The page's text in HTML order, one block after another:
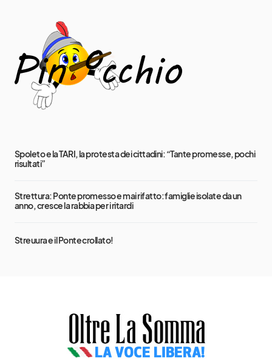
Spoleto e la TARI, la protesta dei cittadini: “Tante promesse, pochi
risultati”
Strettura: Ponte promesso e mai rifatto: famiglie isolate da un
anno, cresce la rabbia per i ritardi
Streuura e il Ponte crollato!